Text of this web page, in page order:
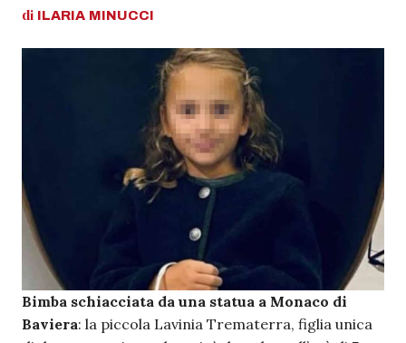
di ILARIA MINUCCI
Bimba schiacciata da una statua a Monaco di
Baviera: la piccola Lavinia Trematerra, figlia unica